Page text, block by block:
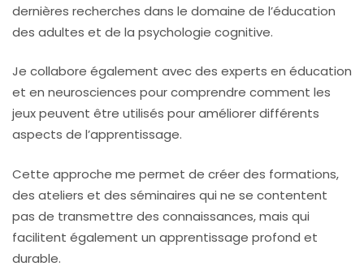
dernières recherches dans le domaine de l’éducation
des adultes et de la psychologie cognitive.
Je collabore également avec des experts en éducation
et en neurosciences pour comprendre comment les
jeux peuvent être utilisés pour améliorer différents
aspects de l’apprentissage.
Cette approche me permet de créer des formations,
des ateliers et des séminaires qui ne se contentent
pas de transmettre des connaissances, mais qui
facilitent également un apprentissage profond et
durable.